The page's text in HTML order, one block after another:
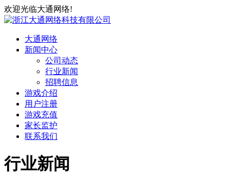
欢迎光临大通网络!
大通网络
新闻中心
公司动态
行业新闻
招聘信息
游戏介绍
用户注册
游戏充值
家长监护
联系我们
行业新闻